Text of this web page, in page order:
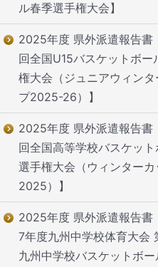
ル春季選手権大会】
2025年度 県外派遣報告書
回全国U15バスケットボー
権大会（ジュニアウィンタ
プ2025-26）】
2025年度 県外派遣報告書
回全国高等学校バスケッ
選手権大会（ウィンターカ
2025）】
2025年度 県外派遣報告書
7年度九州中学校体育大会
九州中学校バスケットボ